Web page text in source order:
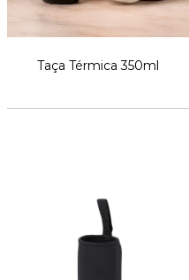
Taça Térmica 350ml